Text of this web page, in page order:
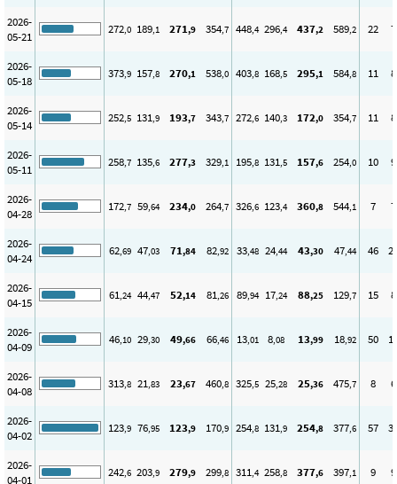
2026-
05-21
272,0 189,1 271,9 354,7 448,4 296,4 437,2 589,2 22 7
2026-
05-18
373,9 157,8 270,1 538,0 403,8 168,5 295,1 584,8 11 8
2026-
05-14
252,5 131,9 193,7 343,7 272,6 140,3 172,0 354,7 11 8
2026-
05-11
258,7 135,6 277,3 329,1 195,8 131,5 157,6 254,0 10 9
2026-
04-28
172,7 59,64 234,0 264,7 326,6 123,4 360,8 544,1 7 7
2026-
04-24
62,69 47,03 71,84 82,92 33,48 24,44 43,30 47,44 46
2026-
04-15
61,24 44,47 52,14 81,26 89,94 17,24 88,25 129,7 15 8
2026-
04-09
46,10 29,30 49,66 66,46 13,01 8,08 13,99 18,92 50
2026-
04-08
313,8 21,83 23,67 460,8 325,5 25,28 25,36 475,7 8 6
2026-
04-02
123,9 76,95 123,9 170,9 254,8 131,9 254,8 377,6 57
2026-
04-01
242,6 203,9 279,9 299,8 311,4 258,8 377,6 397,1 9 9